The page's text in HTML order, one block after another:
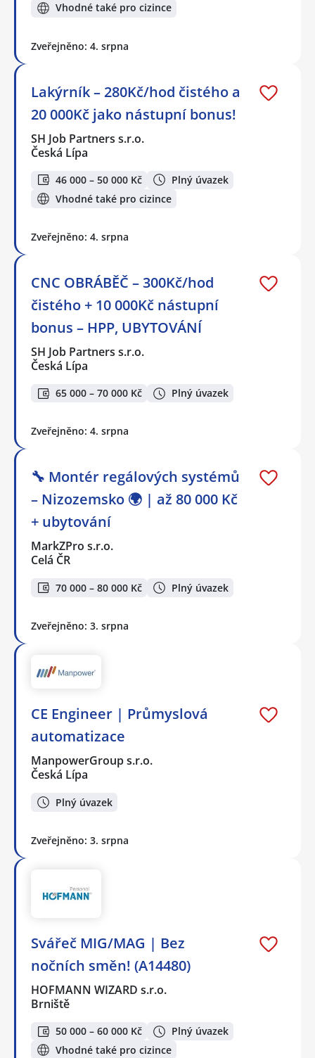
Vhodné také pro cizince
Zveřejněno: 4. srpna
Lakýrník – 280Kč/hod čistého a
20 000Kč jako nástupní bonus!
SH Job Partners s.r.o.
Česká Lípa
46 000 – 50 000 Kč
Plný úvazek
Vhodné také pro cizince
Zveřejněno: 4. srpna
CNC OBRÁBĚČ – 300Kč/hod
čistého + 10 000Kč nástupní
bonus – HPP, UBYTOVÁNÍ
SH Job Partners s.r.o.
Česká Lípa
65 000 – 70 000 Kč Plný úvazek
Zveřejněno: 4. srpna
🔧 Montér regálových systémů
– Nizozemsko 🌍 | až 80 000 Kč
+ ubytování
MarkZPro s.r.o.
Celá ČR
70 000 – 80 000 Kč Plný úvazek
Zveřejněno: 3. srpna
CE Engineer | Průmyslová
automatizace
ManpowerGroup s.r.o.
Česká Lípa
Plný úvazek
Zveřejněno: 3. srpna
Svářeč MIG/MAG | Bez
nočních směn! (A14480)
HOFMANN WIZARD s.r.o.
Brniště
50 000 – 60 000 Kč
Plný úvazek
Vhodné také pro cizince